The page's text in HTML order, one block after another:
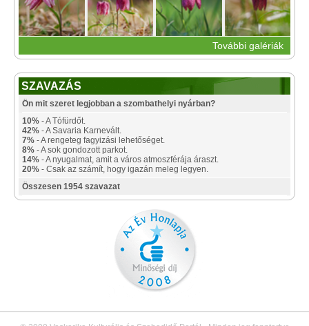
További galériák
SZAVAZÁS
Ön mit szeret legjobban a szombathelyi nyárban?
10% - A Tófürdőt.
42% - A Savaria Karnevált.
7% - A rengeteg fagyizási lehetőséget.
8% - A sok gondozott parkot.
14% - A nyugalmat, amit a város atmoszférája áraszt.
20% - Csak az számít, hogy igazán meleg legyen.
Összesen 1954 szavazat